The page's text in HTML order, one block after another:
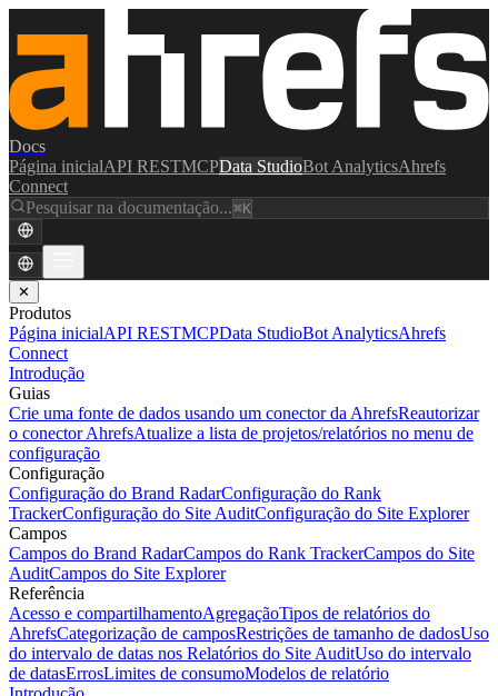
Docs
Página inicialAPI RESTMCPData StudioBot AnalyticsAhrefs
Connect
Pesquisar na documentação...⌘K
✕
Produtos
Página inicialAPI RESTMCPData StudioBot AnalyticsAhrefs
Connect
Introdução
Guias
Crie uma fonte de dados usando um conector da AhrefsReautorizar
o conector AhrefsAtualize a lista de projetos/relatórios no menu de
configuração
Configuração
Configuração do Brand RadarConfiguração do Rank
TrackerConfiguração do Site AuditConfiguração do Site Explorer
Campos
Campos do Brand RadarCampos do Rank TrackerCampos do Site
AuditCampos do Site Explorer
Referência
Acesso e compartilhamentoAgregaçãoTipos de relatórios do
AhrefsCategorização de camposRestrições de tamanho de dadosUso
do intervalo de datas nos Relatórios do Site AuditUso do intervalo
de datasErrosLimites de consumoModelos de relatório